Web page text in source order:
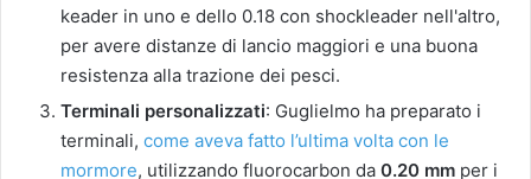
keader in uno e dello 0.18 con shockleader nell'altro,
per avere distanze di lancio maggiori e una buona
resistenza alla trazione dei pesci.
Terminali personalizzati: Guglielmo ha preparato i
terminali, come aveva fatto l’ultima volta con le
mormore, utilizzando fluorocarbon da 0.20 mm per i